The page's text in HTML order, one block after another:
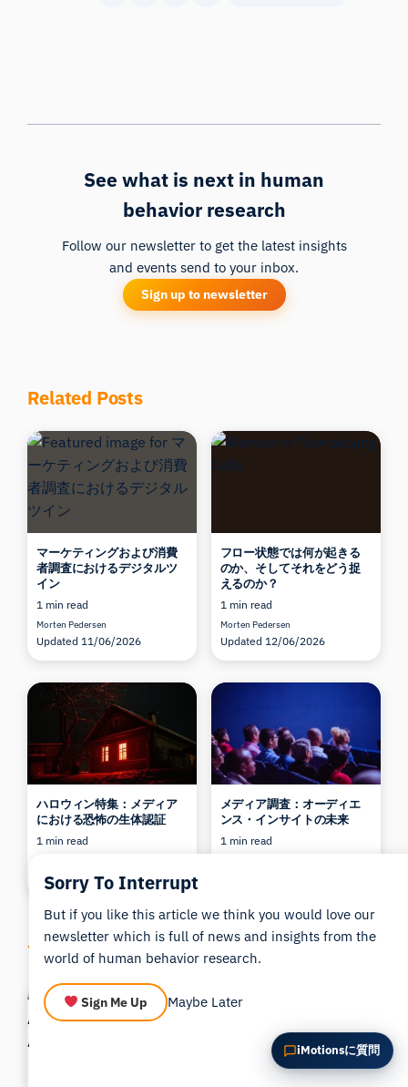
See what is next in human
behavior research
Follow our newsletter to get the latest insights
and events send to your inbox.
Sign up to newsletter
Related Posts
マーケティングおよび消費
者調査におけるデジタルツ
イン
1 min read
Morten Pedersen
Updated 11/06/2026
フロー状態では何が起きる
のか、そしてそれをどう捉
えるのか？
1 min read
Morten Pedersen
Updated 12/06/2026
ハロウィン特集：メディア
における恐怖の生体認証
1 min read
Updated 27/05/2026
メディア調査：オーディエ
ンス・インサイトの未来
1 min read
You might also like these
iMotionsに質問
研究方法、製品、センサー、SDK、リソースに
ついて質問するか、研究したい内容を説明して
ください。
この記事を要約
なぜこれが重要ですか？
これをどう応用できますか？
Sorry To Interrupt
But if you like this article we think you would love our
newsletter which is full of news and insights from the
world of human behavior research.
Sign Me Up Maybe Later